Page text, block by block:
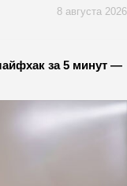
8 августа 2026
за 5 минут —